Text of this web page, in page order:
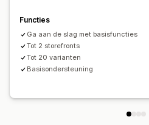
Functies
Ga aan de slag met basisfuncties
Tot 2 storefronts
Tot 20 varianten
Basisondersteuning